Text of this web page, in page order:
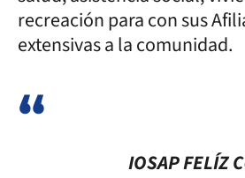
recreación para con sus
extensivas a la comunidad.
IOSAP FELÍZ